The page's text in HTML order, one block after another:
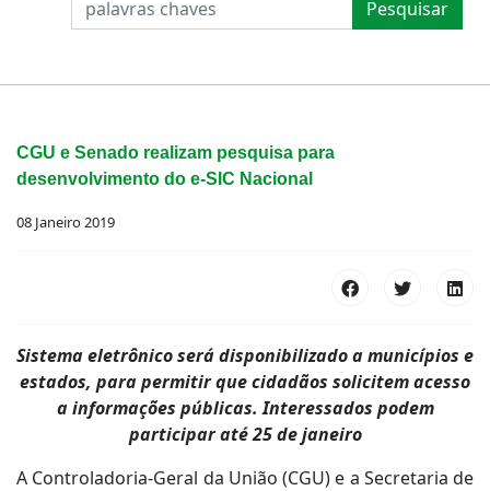
Pesquisar
CGU e Senado realizam pesquisa para
desenvolvimento do e-SIC Nacional
08 Janeiro 2019
Sistema eletrônico será disponibilizado a municípios e
estados, para permitir que cidadãos solicitem acesso
a informações públicas. Interessados podem
participar até 25 de janeiro
A Controladoria-Geral da União (CGU) e a Secretaria de